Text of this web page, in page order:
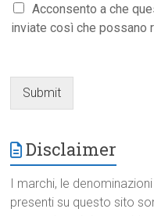
Acconsento a che
inviate così che possano
Submit
Disclaimer
I marchi, le
presenti su questo sito